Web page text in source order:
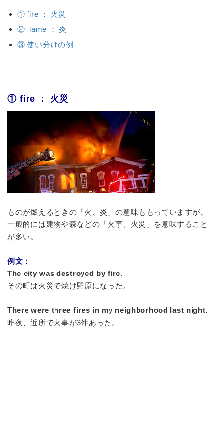
① fire ： 火災
② flame ： 炎
③ 使い分けの例
① fire ： 火災
ものが燃えるときの「火、炎」の意味ももっていますが、
一般的には建物や森などの「火事、火災」を意味すること
が多い。
例文：
The city was destroyed by fire.
その町は火災で焼け野原になった。
There were three fires in my neighborhood last night.
昨夜、近所で火事が3件あった。